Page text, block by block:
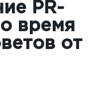
PR-
время
от